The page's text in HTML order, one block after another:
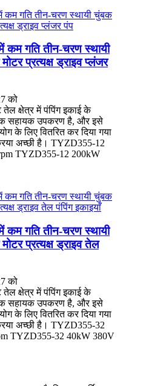
कम गति तीन-चरण स्थायी
प्रत्यक्ष ड्राइव प्लंजर
को
तेल क्षेत्र में पंपिंग इकाई के
सहायक उपकरण है, और इसे
के लिए वितरित कर दिया गया
अच्छी है। TYZD355-12
TYZD355-12 200kW
कम गति तीन-चरण स्थायी
प्रत्यक्ष ड्राइव तेल
को
तेल क्षेत्र में पंपिंग इकाई के
सहायक उपकरण है, और इसे
के लिए वितरित कर दिया गया
अच्छी है। TYZD355-32
TYZD355-32 40kW 380V